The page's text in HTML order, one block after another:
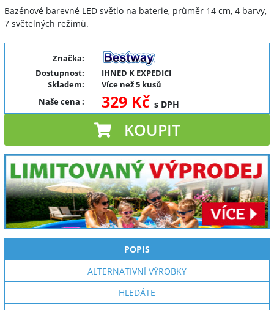
Bazénové barevné LED světlo na baterie, průměr 14 cm, 4 barvy,
7 světelných režimů.
Značka:
Dostupnost:
IHNED K EXPEDICI
Skladem:
Více než 5 kusů
Naše cena : 329 Kč s DPH
KOUPIT
POPIS
ALTERNATIVNÍ VÝROBKY
HLEDÁTE